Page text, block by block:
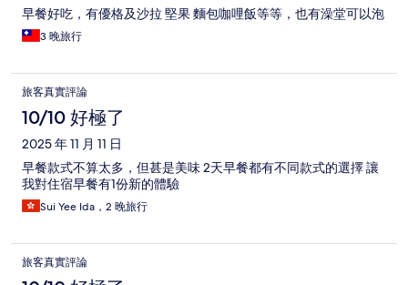
早餐好吃，有優格及沙拉 堅果 麵包咖哩飯等等，也有澡堂可以泡
3 晚旅行
旅客真實評論
10/10 好極了
2025 年 11 月 11 日
早餐款式不算太多，但甚是美味 2天早餐都有不同款式的選擇 讓
我對住宿早餐有1份新的體驗
Sui Yee Ida，2 晚旅行
旅客真實評論